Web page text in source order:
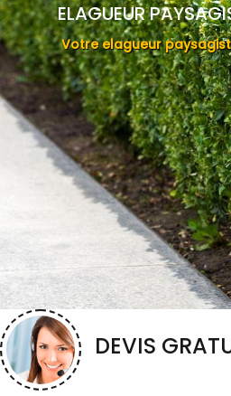
ELAGUEUR
Votre elagueur
DEVIS